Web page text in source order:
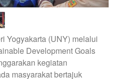
Yogyakarta (UNY) melalui
Development Goals
kegiatan
masyarakat bertajuk